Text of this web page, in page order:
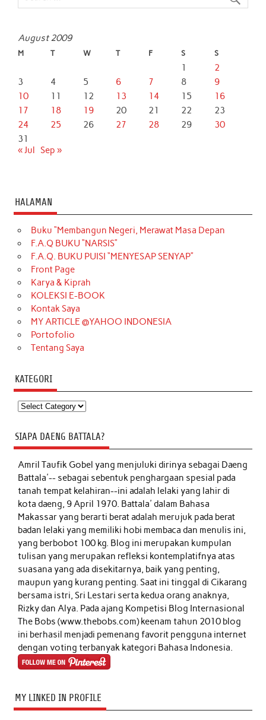
August 2009
M T W T F S S
1
2
3
4 5 6 7 8
9
10
11 12 13 14 15
16
17
18 19 20 21 22
23
24
25 26 27 28 29
30
31
« Jul Sep »
HALAMAN
Buku “Membangun Negeri, Merawat Masa Depan
F.A.Q BUKU “NARSIS”
F.A.Q. BUKU PUISI “MENYESAP SENYAP”
Front Page
Karya & Kiprah
KOLEKSI E-BOOK
Kontak Saya
MY ARTICLE @YAHOO INDONESIA
Portofolio
Tentang Saya
KATEGORI
Kategori
SIAPA DAENG BATTALA?
Amril Taufik Gobelyang menjuluki dirinya sebagai Daeng
Battala'-- sebagai sebentuk penghargaan spesial pada
tanah tempat kelahiran--ini adalah lelaki yang lahir di
kota daeng, 9 April 1970. Battala' dalam Bahasa
Makassar yang berarti berat adalah merujuk pada berat
badan lelaki yang memiliki hobi membaca dan menulis ini,
yang berbobot 100 kg. Blog ini merupakan kumpulan
tulisan yang merupakan refleksi kontemplatifnya atas
suasana yang ada disekitarnya, baik yang penting,
maupun yang kurang penting. Saat ini tinggal di Cikarang
bersama istri, Sri Lestari serta kedua orang anaknya,
Rizky dan Alya. Pada ajang Kompetisi Blog Internasional
The Bobs (www.thebobs.com) keenam tahun 2010 blog
ini berhasil menjadi pemenang favorit pengguna internet
dengan voting terbanyak kategori Bahasa Indonesia.
MY LINKED IN PROFILE